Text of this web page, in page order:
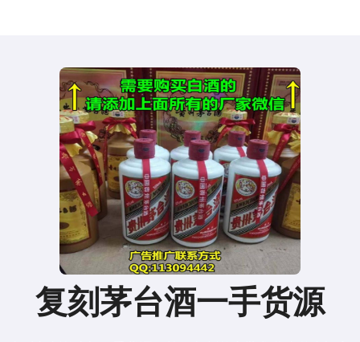
复刻茅台酒一手货源